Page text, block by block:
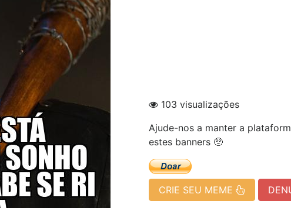
103 visualizações
Ajude-nos a manter a
estes banners 🥺
CRIE SEU MEME